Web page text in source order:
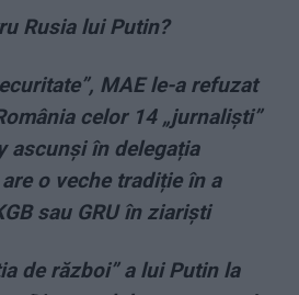
Rusia lui Putin?
MAE le-a refuzat
celor 14 „jurnaliști”
ascunși în delegația
o veche tradiție în a
sau GRU în ziariști
de război” a lui Putin la